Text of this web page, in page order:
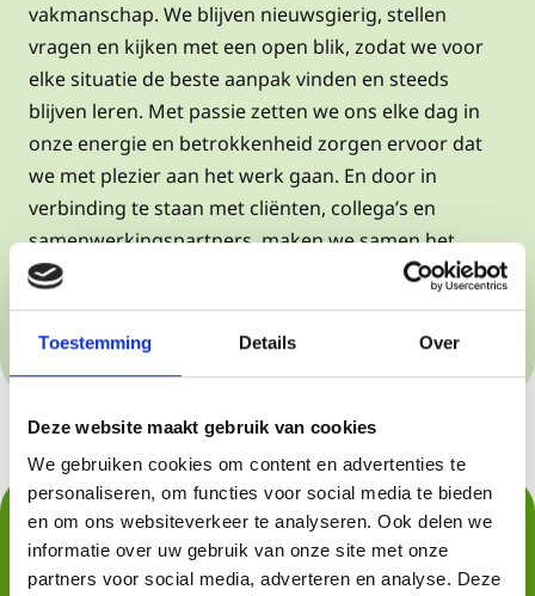
Toestemming Details Over
Deze website maakt gebruik van cookies
We gebruiken cookies om content en advertenties te
personaliseren, om functies voor social media te bieden
en om ons websiteverkeer te analyseren. Ook delen we
informatie over uw gebruik van onze site met onze
partners voor social media, adverteren en analyse. Deze
vakmanschap. We blijven nieuwsgierig, stellen
vragen en kijken met een open blik, zodat we voor
elke situatie de beste aanpak vinden en steeds
blijven leren. Met passie zetten we ons elke dag in
onze energie en betrokkenheid zorgen ervoor dat
we met plezier aan het werk gaan. En door in
verbinding te staan met cliënten, collega’s en
samenwerkingspartners, maken we samen het
verschil en creëren we zorg die écht past.
Aanmelden bij Kop-Zorg
Psychologie?